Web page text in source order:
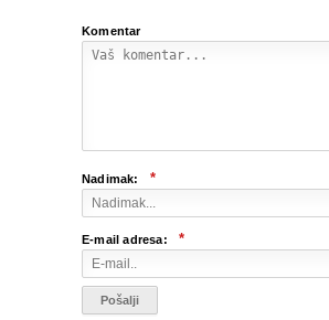
Komentar
Nadimak: *
E-mail adresa: *